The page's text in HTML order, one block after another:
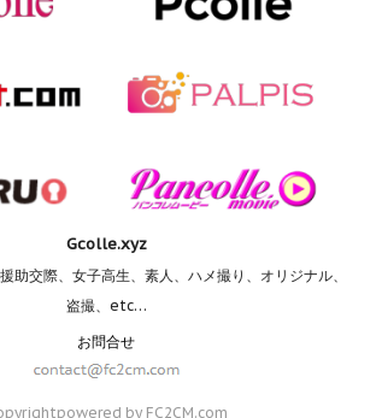
Gcolle.xyz
助交際、女子高生、素人、ハメ撮り、オリジナル、
盗撮、etc…
お問合せ
powered by FC2CM.com